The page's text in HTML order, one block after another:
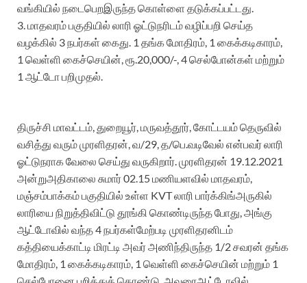
வங்கியில் நடைபெறஇருந்தகொள்ளை தடுக்கப்பட்டது
3. மாதவரம்பகுதியில் லாரி ஓட்டுநரிடம்வழிப்பறி செய்த
வழக்கில் 3நபர்கள் கைது . 1 தங்கமோதிரம் , 1 கைக்கடிகாரம்
1 வெள்ளி கைச்செயின் , ரூ.20,000/-, 4செல்போன்கள் மற்றும்
1 ஆட்டோபறிமுதல்
திருச்சி மாவட்டம் துறையூர் மருவத்தூர் கோட்டயம்தெருவில்
வசித்து வரும்முரளிதரன் , வ/29, த/பெ.வடிவேல் என்பவர்லாரி
ஓட்டுநராகவேலை செய்து வருகிறார் முரளிதரன் 19.12.2021
அன்றுஅதிகாலை சுமார்02.15மணியளவில் மாதவரம்
மஞ்சம்பாக்கம்பகுதியில் உள்ள KVTலாரி பார்க்கிங்அருகில்
லாரியை நிறுத்திவிட்டு தூங்கி கொண்டிருந்தபோது அங்கு
ஆட்டோவில் வந்த4நபர்கள்மேற்படி முரளிதரனிடம்
கத்தியைக்காட்டி மிரட்டி அவர்அணிந்திருந்த 1/2சவரன் தங்க
மோதிரம் 1 கைக்கடிகாரம் , 1 வெள்ளி கைச்செயின் மற்றும் 1